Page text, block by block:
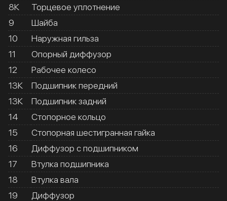
8К
Торцевое уплотнение
9
Шайба
10
Наружная гильза
11
Опорный диффузор
12
Рабочее колесо
13К
Подшипник передний
13К
Подшипник задний
14
Стопорное кольцо
15
Стопорная шестигранная гайка
16
Диффузор с подшипником
17
Втулка подшипника
18
Втулка вала
19
Диффузор